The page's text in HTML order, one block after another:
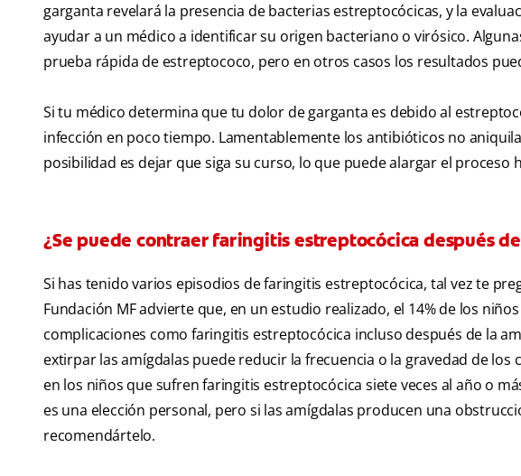
garganta revelará la presencia de bacterias estreptocócicas, y la
ayudar a un médico a identificar su origen bacteriano o virósico.
prueba rápida de estreptococo, pero en otros casos los resultados
Si tu médico determina que tu dolor de garganta es debido al
infección en poco tiempo. Lamentablemente los antibióticos no
posibilidad es dejar que siga su curso, lo que puede alargar el proceso
¿Se puede contraer faringitis estreptocócica después
Si has tenido varios episodios de faringitis estreptocócica, tal vez te
Fundación MF advierte que, en un estudio realizado, el 14% de los
complicaciones como faringitis estreptocócica incluso después de la
extirpar las amígdalas puede reducir la frecuencia o la gravedad de
en los niños que sufren faringitis estreptocócica siete veces al año o
es una elección personal, pero si las amígdalas producen una
recomendártelo.